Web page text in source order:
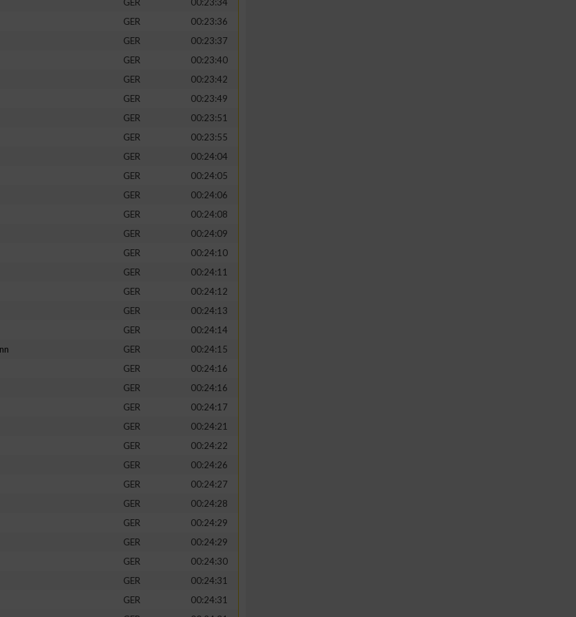
GER
00:23:36
GER
00:23:37
GER
00:23:40
GER
00:23:42
GER
00:23:49
GER
00:23:51
GER
00:23:55
GER
00:24:04
GER
00:24:05
GER
00:24:06
GER
00:24:08
GER
00:24:09
GER
00:24:10
GER
00:24:11
GER
00:24:12
GER
00:24:13
GER
00:24:14
GER
00:24:15
GER
00:24:16
GER
00:24:16
GER
00:24:17
GER
00:24:21
GER
00:24:22
GER
00:24:26
GER
00:24:27
GER
00:24:28
GER
00:24:29
GER
00:24:29
GER
00:24:30
GER
00:24:31
GER
00:24:31
aus